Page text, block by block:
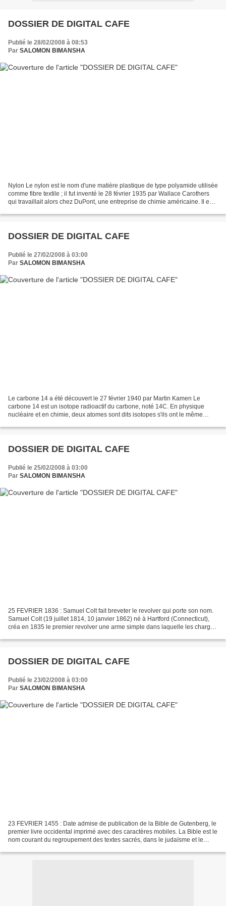
DOSSIER DE DIGITAL CAFE
Publié le 28/02/2008 à 08:53
Par SALOMON BIMANSHA
Nylon Le nylon est le nom d'une matière plastique de type polyamide utilisée
comme fibre textile ; il fut inventé le 28 février 1935 par Wallace Carothers
qui travaillait alors chez DuPont, une entreprise de chimie américaine. Il est
DOSSIER DE DIGITAL CAFE
Publié le 27/02/2008 à 03:00
Par SALOMON BIMANSHA
Le carbone 14 a été découvert le 27 février 1940 par Martin Kamen Le
carbone 14 est un isotope radioactif du carbone, noté 14C. En physique
nucléaire et en chimie, deux atomes sont dits isotopes s'ils ont le même
DOSSIER DE DIGITAL CAFE
Publié le 25/02/2008 à 03:00
Par SALOMON BIMANSHA
25 FEVRIER 1836 : Samuel Colt fait breveter le revolver qui porte son nom.
Samuel Colt (19 juillet 1814, 10 janvier 1862) né à Hartford (Connecticut),
créa en 1835 le premier revolver une arme simple dans laquelle les charges
DOSSIER DE DIGITAL CAFE
Publié le 23/02/2008 à 03:00
Par SALOMON BIMANSHA
23 FEVRIER 1455 : Date admise de publication de la Bible de Gutenberg, le
premier livre occidental imprimé avec des caractères mobiles. La Bible est le
nom courant du regroupement des textes sacrés, dans le judaïsme et le